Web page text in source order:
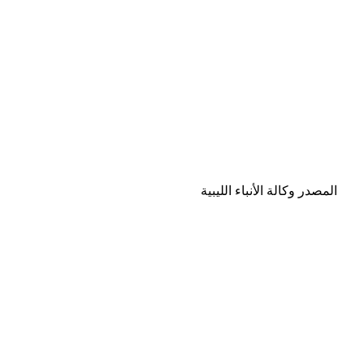
المصدر وكالة الأنباء الليبية